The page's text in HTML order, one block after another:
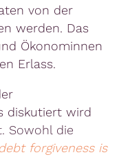
von der
werden. Das
Ökonominnen
Erlass.
diskutiert wird
Sowohl die
forgiveness is